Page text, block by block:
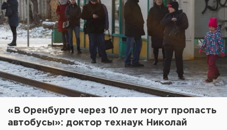
«В Оренбурге через 10 лет могут пропасть
автобусы»: доктор технаук Николай